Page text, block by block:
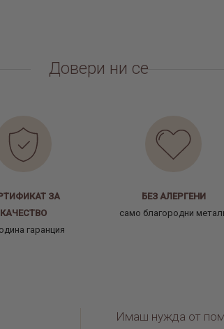
Довери ни се
ЗА
КАЧЕСТВО
гаранция
БЕЗ АЛЕРГЕНИ
само благородни
Имаш нужда от